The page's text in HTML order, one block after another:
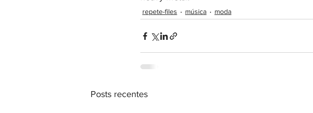
repete-files música moda
Posts recentes